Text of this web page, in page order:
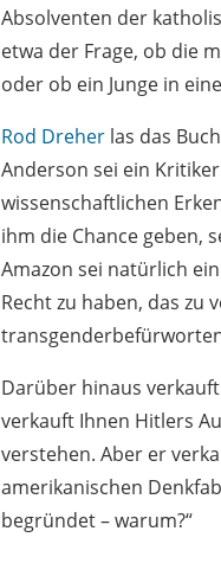
Absolventen der
etwa der Frage, ob die
oder ob ein Junge in
Rod Dreher las das
Anderson sei ein
wissenschaftlichen
ihm die Chance geben,
Amazon sei natürlich
Recht zu haben, das zu
Darüber hinaus verkauft
verkauft Ihnen Hitlers
verstehen. Aber er
amerikanischen
begründet – warum?“